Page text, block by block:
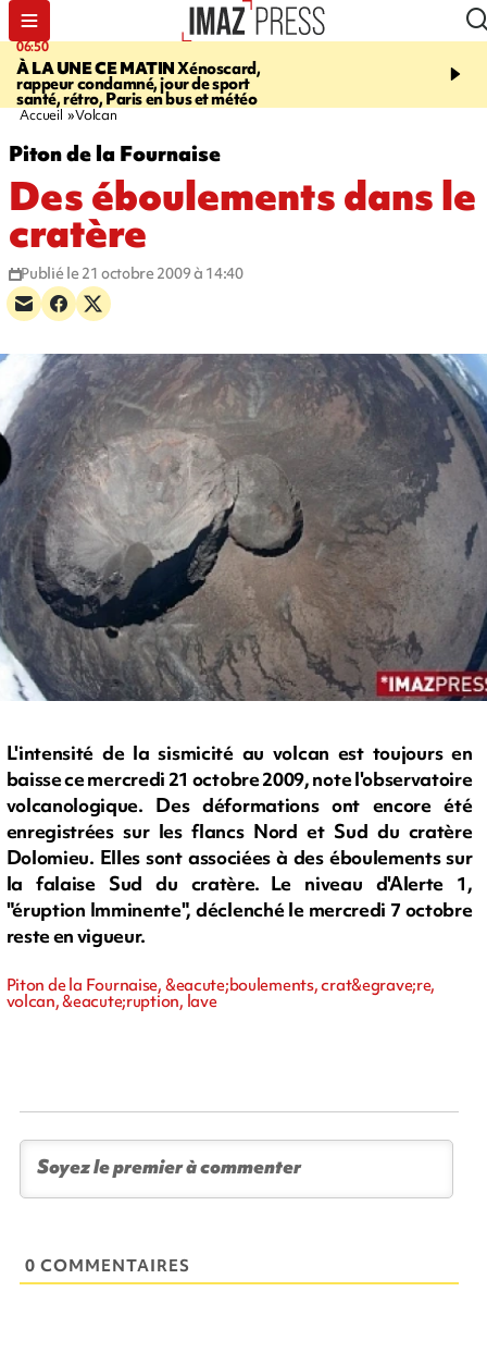
06:50
À LA UNE CE MATINXénoscard,
rappeur condamné, jour de sport
santé, rétro, Paris en bus et météo
08:53
Jour de
2026 - bouger,
Accueil Volcan
Piton de la Fournaise
Des éboulements dans le
cratère
Publié le 21 octobre 2009 à 14:40
L'intensité de la sismicité au volcan est toujours en
baisse ce mercredi 21 octobre 2009, note l'observatoire
volcanologique. Des déformations ont encore été
enregistrées sur les flancs Nord et Sud du cratère
Dolomieu. Elles sont associées à des éboulements sur
la falaise Sud du cratère. Le niveau d'Alerte 1,
"éruption Imminente", déclenché le mercredi 7 octobre
reste en vigueur.
Piton de la Fournaise, &eacute;boulements, crat&egrave;re,
volcan, &eacute;ruption, lave
0 COMMENTAIRES